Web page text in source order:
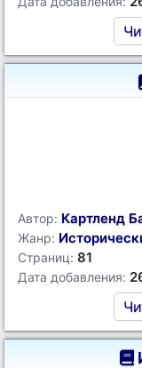
Автор: Картленд
Жанр:
Страниц: 81
Дата добавления: